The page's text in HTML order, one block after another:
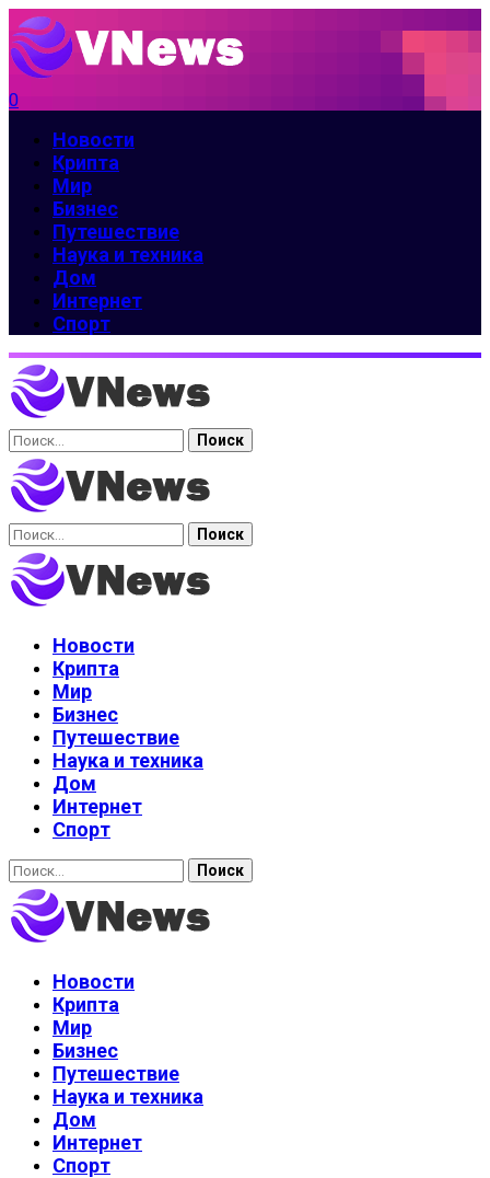
0
Новости
Крипта
Мир
Бизнес
Путешествие
Наука и техника
Дом
Интернет
Спорт
Найти:
Найти:
Новости
Крипта
Мир
Бизнес
Путешествие
Наука и техника
Дом
Интернет
Спорт
Найти:
Новости
Крипта
Мир
Бизнес
Путешествие
Наука и техника
Дом
Интернет
Спорт